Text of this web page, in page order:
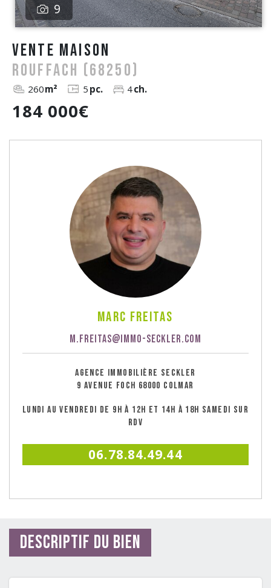
9
vente Maison
ROUFFACH (68250)
260m² 5 pc. 4ch.
184 000€
Marc Freitas
M.FREITAS@IMMO-SECKLER.COM
AGENCE IMMOBILIÈRE SECKLER
9 AVENUE FOCH 68000 COLMAR
LUNDI AU VENDREDI DE 9H À 12H ET 14H À 18H SAMEDI SUR
RDV
06.78.84.49.44
Descriptif du bien